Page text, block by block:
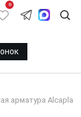
0
арматура Alcaplast